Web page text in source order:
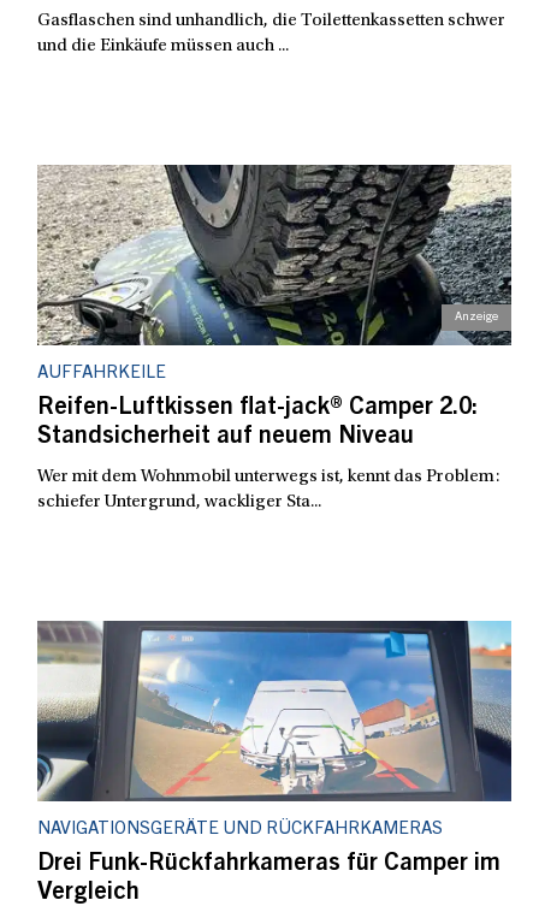
Gasflaschen sind unhandlich, die Toilettenkassetten schwer
und die Einkäufe müssen auch ...
AUFFAHRKEILE
Reifen-Luftkissen flat-jack® Camper 2.0:
Standsicherheit auf neuem Niveau
Wer mit dem Wohnmobil unterwegs ist, kennt das Problem:
schiefer Untergrund, wackliger Sta...
NAVIGATIONSGERÄTE UND RÜCKFAHRKAMERAS
Drei Funk-Rückfahrkameras für Camper im
Vergleich